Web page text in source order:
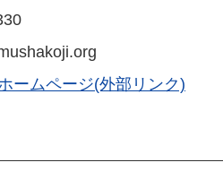
ームページ(外部リンク)